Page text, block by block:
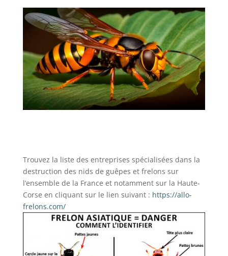
Trouvez la liste des entreprises spécialisées dans la
destruction des nids de guêpes et frelons sur
l’ensemble de la France et notamment sur la Haute-
Corse en cliquant sur le lien suivant : https://allo-
frelons.com/